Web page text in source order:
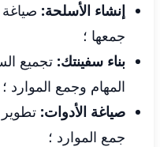
إنشاء الأسلحة:
جمعها ؛
بناء سفينتك: تجميع
المهام وجمع الموارد ؛
صياغة الأدوات:
جمع الموارد ؛